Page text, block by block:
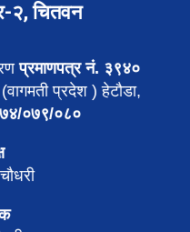
२, चितवन
प्रमाणपत्र नं. ३९४०
प्रदेश ) हेटौडा,
०७९/०८०